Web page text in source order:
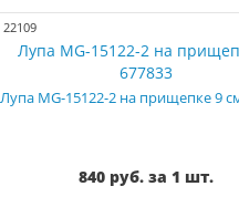
Лупа MG-15122-2 на прищепке 9
840 руб. за 1 шт.